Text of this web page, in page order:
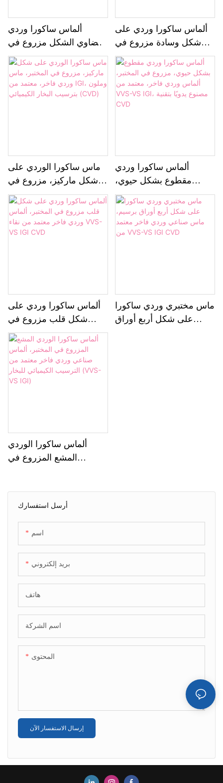
أرسل استفسارك
اسم
بريد إلكتروني
هاتف
اسم الشركة
المحتوى
إرسال الاستفسار الآن
ألماس ساكورا وردي
بيضاوي الشكل مزروع في
المختبر، ألماس وردي فاخر
ملون معتمد من IGI CVD
VVS-VS
ألماس ساكورا وردي على
شكل وسادة مزروع في
المختبر، ألماس صناعي
وردي فاخر معتمد من
VVS-VS IGI CVD
ماس ساكورا الوردي على
شكل ماركيز، مزروع في
المختبر، ماس وردي فاخر،
معتمد من IGI، وملون
بترسيب البخار الكيميائي
(CVD)
ألماس ساكورا وردي
مقطوع بشكل حيوي،
مزروع في المختبر، ألماس
وردي فاخر، معتمد من
VVS-VS IGI، مصنوع يدويًا
بتقنية CVD
ألماس ساكورا وردي على
شكل قلب مزروع في
المختبر، ألماس وردي فاخر
معتمد من نقاء VVS-VS IGI
CVD
ماس مختبري وردي ساكورا
على شكل أربع أوراق
ألماس ساكورا الوردي
المشع المزروع في
الترسيب الكيميائي للبخار
(VVS-VS IGI)